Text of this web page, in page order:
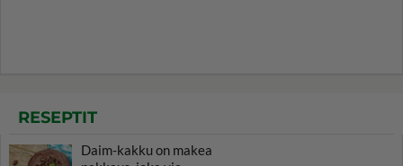
RESEPTIT
Daim-kakku on makea